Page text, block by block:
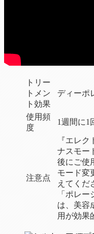
トリー
トメン
ト効果
ディーポ
使用頻
度
1週間に1
注意点
『エレ
ナスモー
後にご使
モード変
えてくだ
「ポレ
は、美容
用が効果